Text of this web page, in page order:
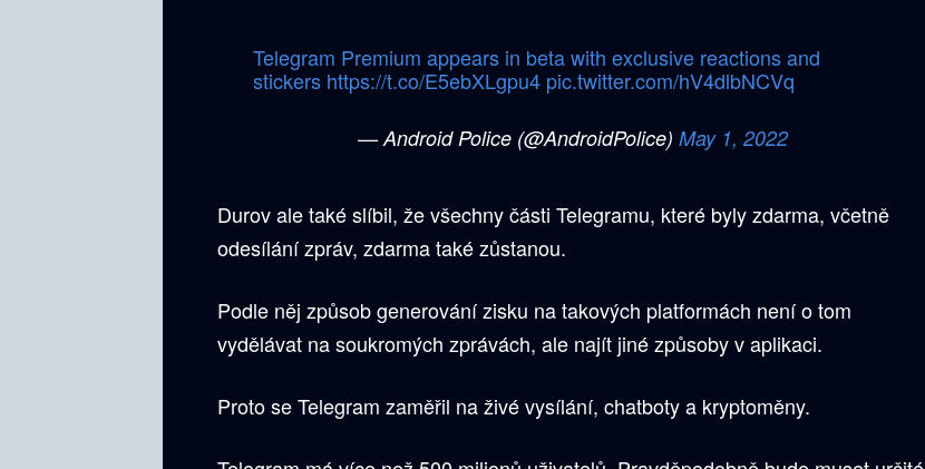
Telegram Premium appears in beta with exclusive reactions and
stickers https://t.co/E5ebXLgpu4 pic.twitter.com/hV4dlbNCVq
— Android Police (@AndroidPolice) May 1, 2022
Durov ale také slíbil, že všechny části Telegramu, které byly zdarma, včetně
odesílání zpráv, zdarma také zůstanou.
Podle něj způsob generování zisku na takových platformách není o tom
vydělávat na soukromých zprávách, ale najít jiné způsoby v aplikaci.
Proto se Telegram zaměřil na živé vysílání, chatboty a kryptoměny.